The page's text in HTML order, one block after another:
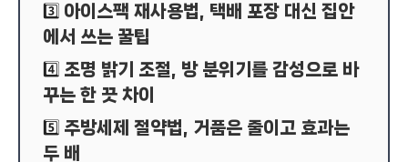
3️⃣ 아이스팩 재사용법, 택배 포장 대신 집안
에서 쓰는 꿀팁
4️⃣ 조명 밝기 조절, 방 분위기를 감성으로 바
꾸는 한 끗 차이
5️⃣ 주방세제 절약법, 거품은 줄이고 효과는
두 배